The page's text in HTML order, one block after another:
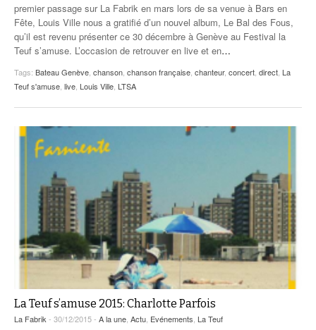
premier passage sur La Fabrik en mars lors de sa venue à Bars en
Fête, Louis Ville nous a gratifié d’un nouvel album, Le Bal des Fous,
qu’il est revenu présenter ce 30 décembre à Genève au Festival la
Teuf s’amuse. L’occasion de retrouver en live et en…
Tags: Bateau Genève chanson chanson française chanteur, concert direct La
Teuf s'amuse live Louis Ville LTSA
La Teuf s’amuse 2015: Charlotte Parfois
La Fabrik - 30/12/2015 - A la une Actu Evénements La Teuf